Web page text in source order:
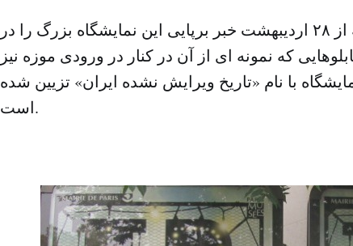
تابلوهای تبلیغاتی پایتخت فرانسه از ۲۸ اردیبهشت خبر برپایی این نمایشگاه بزرگ را در
که نمونه ای از آن در کنار در ورودی موزه نیز
با نام «تاریخ ویرایش نشده ایران» تزیین شده
است.